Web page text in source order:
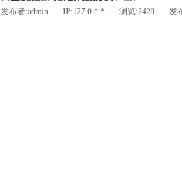
发布者:admin IP:127.0.*.* 浏览:2428 发